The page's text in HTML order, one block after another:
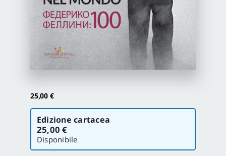
Proposte di pubblicazione
Gangemi Editore
Newsletter
25,00 €
Scegli
versione
Edizione cartacea
25,00 €
Disponibile